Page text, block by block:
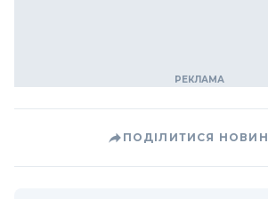
ПОДІЛИТИСЯ